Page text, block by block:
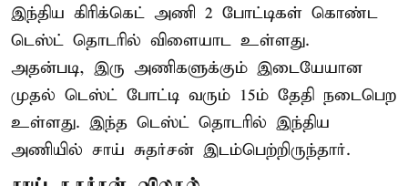
இந்திய கிரிக்கெட் அணி 2 போட்டிகள் கொண்ட
டெஸ்ட் தொடரில் விளையாட உள்ளது.
அதன்படி, இரு அணிகளுக்கும் இடையேயான
முதல் டெஸ்ட் போட்டி வரும் 15ம் தேதி நடைபெற
உள்ளது. இந்த டெஸ்ட் தொடரில் இந்திய
அணியில் சாய் சுதர்சன் இடம்பெற்றிருந்தார்.